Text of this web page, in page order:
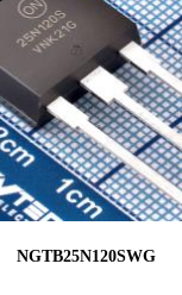
NGTB25N120SWG